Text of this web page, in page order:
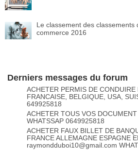
Le classement des classements
commerce 2016
Derniers messages du forum
ACHETER PERMIS DE CONDUIRE
FRANCAISE, BELGIQUE, USA,
649925818
ACHETER TOUS VOS
WHATSSAP 0649925818
ACHETER FAUX BILLET DE
FRANCE ALLEMAGNE ESPAGNE
raymondduboi10@gmail.com